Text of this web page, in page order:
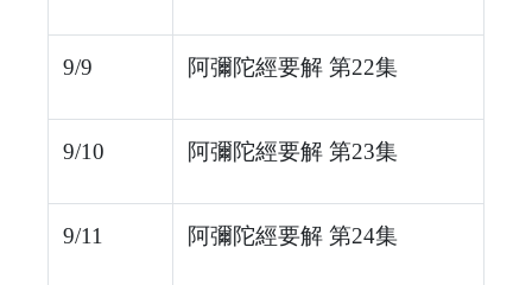
9/9 阿彌陀經要解 第22集
9/10 阿彌陀經要解 第23集
9/11 阿彌陀經要解 第24集